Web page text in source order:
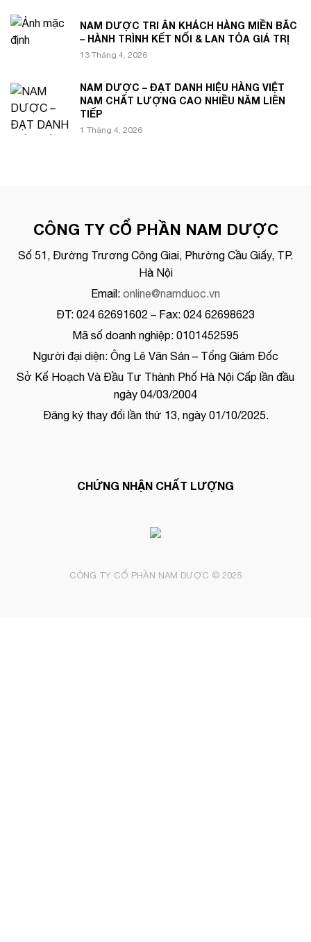
NAM DƯỢC TRI ÂN KHÁCH HÀNG MIỀN BẮC
– HÀNH TRÌNH KẾT NỐI & LAN TỎA GIÁ TRỊ
13 Tháng 4, 2026
NAM DƯỢC – ĐẠT DANH HIỆU HÀNG VIỆT
NAM CHẤT LƯỢNG CAO NHIỀU NĂM LIÊN
TIẾP
1 Tháng 4, 2026
CÔNG TY CỔ PHẦN NAM DƯỢC
Số 51, Đường Trương Công Giai, Phường Cầu Giấy, TP.
Hà Nội
Email: online@namduoc.vn
ĐT: 024 62691602 – Fax: 024 62698623
Mã số doanh nghiệp: 0101452595
Người đại diện: Ông Lê Văn Sản – Tổng Giám Đốc
Sở Kế Hoạch Và Đầu Tư Thành Phố Hà Nội Cấp lần đầu
ngày 04/03/2004
Đăng ký thay đổi lần thứ 13, ngày 01/10/2025.
CHỨNG NHẬN CHẤT LƯỢNG
CÔNG TY CỔ PHẦN NAM DƯỢC © 2025